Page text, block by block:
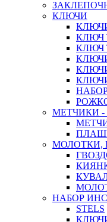
КЛЮЧИ
КЛЮЧ
КЛЮЧ
МЕТЧИКИ
МОЛОТКИ,
НАБОР
STELS